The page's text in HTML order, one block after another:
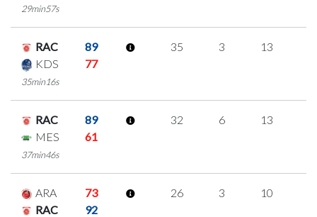
29min57s
RAC
89
KDS
77
35min16s
35 3 13
RAC
89
MES
61
37min46s
32 6 13
ARA
73
RAC
92
26 3 10